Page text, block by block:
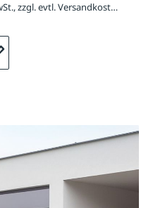
4.859,96 € / Stück inkl. 19 % MwSt., zzgl. evtl. Versandkosten